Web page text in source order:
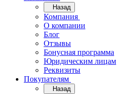
Назад
Компания
О компании
Блог
Отзывы
Бонусная программа
Юридическим лицам
Реквизиты
Покупателям
Назад